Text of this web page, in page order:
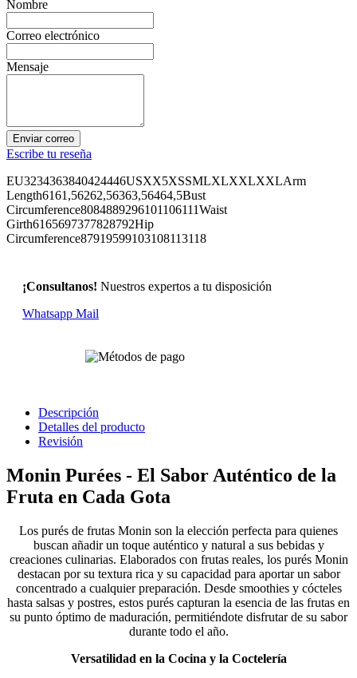
Nombre
Correo electrónico
Mensaje
Enviar correo
Escribe tu reseña
EU3234363840424446USXX5XSSMLXLXXLXXLArm
Length6161,56262,56363,56464,5Bust
Circumference8084889296101106111Waist
Girth6165697377828792Hip
Circumference87919599103108113118
¡Consultanos! Nuestros expertos a tu disposición
Whatsapp Mail
Descripción
Detalles del producto
Revisión
Monin Purées - El Sabor Auténtico de la
Fruta en Cada Gota
Los purés de frutas Monin son la elección perfecta para quienes
buscan añadir un toque auténtico y natural a sus bebidas y
creaciones culinarias. Elaborados con frutas reales, los purés Monin
destacan por su textura rica y su capacidad para aportar un sabor
concentrado a cualquier preparación. Desde smoothies y cócteles
hasta salsas y postres, estos purés capturan la esencia de las frutas en
su punto óptimo de maduración, permitiéndote disfrutar de su sabor
durante todo el año.
Versatilidad en la Cocina y la Coctelería